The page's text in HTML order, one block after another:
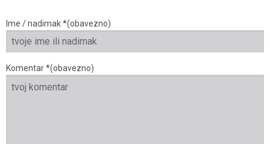
Ime / nadimak *(obavezno)
Komentar *(obavezno)